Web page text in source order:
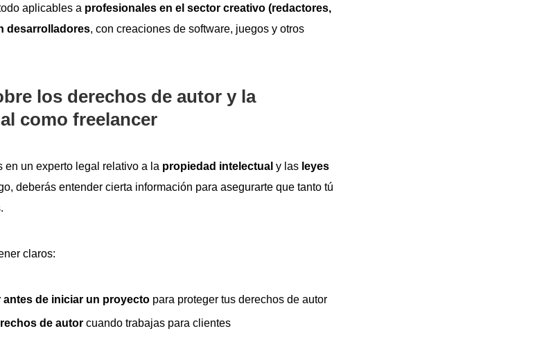
aplicables a profesionales en el sector creativo (redactores,
desarrolladores, con creaciones de software, juegos y otros
los derechos de autor y la
como freelancer
en un experto legal relativo a la propiedad intelectual y las leyes
deberás entender cierta información para asegurarte que tanto tú
claros:
antes de iniciar un proyecto para proteger tus derechos de autor
de autor cuando trabajas para clientes